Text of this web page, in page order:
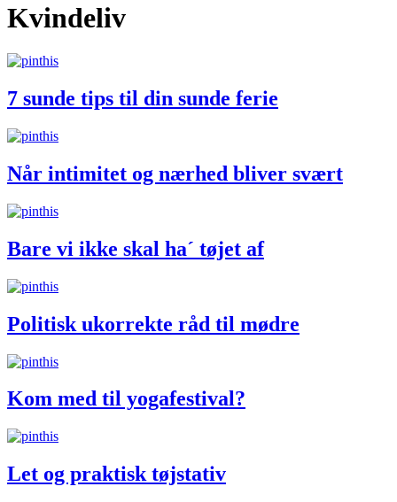
Kvindeliv
7 sunde tips til din sunde ferie
Når intimitet og nærhed bliver svært
Bare vi ikke skal ha´ tøjet af
Politisk ukorrekte råd til mødre
Kom med til yogafestival?
Let og praktisk tøjstativ